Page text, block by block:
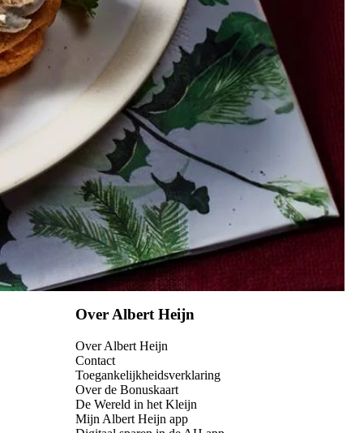
Over Albert Heijn
Over Albert Heijn
Contact
Toegankelijkheidsverklaring
Over de Bonuskaart
De Wereld in het Kleijn
Mijn Albert Heijn app